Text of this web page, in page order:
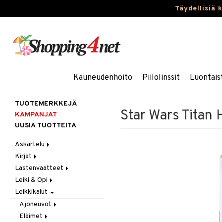
Täydellisiä
Kauneudenhoito Piilolinssit
Star Wars Titan
TUOTEMERKKEJÄ
KAMPANJAT
UUSIA TUOTTEITA
Askartelu
Askartelumateriaalit
Askartelusetti
Helmet
Koulutarvikkeet
Muovailuvaha
Piirrä ja maalaa
Kirjat
Askartelukirjat
Maalauskirjat
Päiväkirjat
Lastenvaatteet
Alaosat
Leggingsit
Alusvaatteet & Sukat
Kengät
Mekot
Leiki & Opi
Opetuslelut
Oppimispelit
Soittimet
Leikkikalut
Ajoneuvot
Autoradat
Eläimet